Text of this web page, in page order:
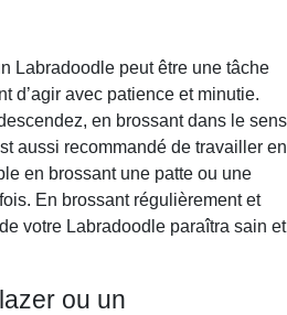
Labradoodle peut être une tâche
d’agir avec patience et minutie.
en brossant dans le sens
aussi recommandé de travailler en
en brossant une patte ou une
En brossant régulièrement et
votre Labradoodle paraîtra sain et
ou un